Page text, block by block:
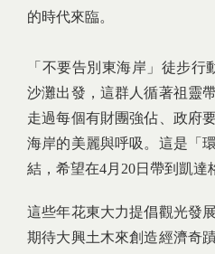
的時代來臨。
「不要告別東海岸」徒步
沙灘出發，這群人循著祖靈
走過每個有財團強佔、政府
海岸的美麗與呼吸。這是「
結，希望在4月20日帶到凱達
這些年花東大力提倡觀光發
期待大興土木來創造經濟奇